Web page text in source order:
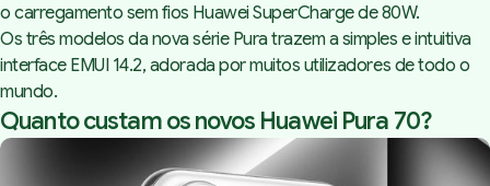
o carregamento sem fios Huawei SuperCharge de 80W.
Os três modelos da nova série Pura trazem a simples e intuitiva
interface EMUI 14.2, adorada por muitos utilizadores de todo o
mundo.
Quanto custam os novos Huawei Pura 70?